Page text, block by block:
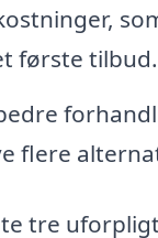
første tilbud.
flere
tre